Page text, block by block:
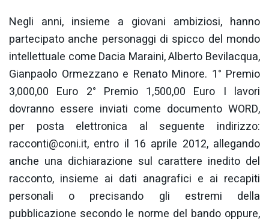
Negli anni, insieme a giovani ambiziosi, hanno
partecipato anche personaggi di spicco del mondo
intellettuale come Dacia Maraini, Alberto Bevilacqua,
Gianpaolo Ormezzano e Renato Minore. 1° Premio
3,000,00 Euro 2° Premio 1,500,00 Euro I lavori
dovranno essere inviati come documento WORD,
per posta elettronica al seguente indirizzo:
racconti@coni.it, entro il 16 aprile 2012, allegando
anche una dichiarazione sul carattere inedito del
racconto, insieme ai dati anagrafici e ai recapiti
personali o precisando gli estremi della
pubblicazione secondo le norme del bando oppure,